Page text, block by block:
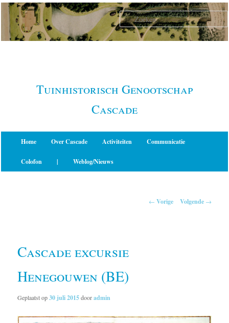
Spring
naar
primaire
Tuinhistorisch Genootschap
Cascade
Home Over Cascade Activiteiten Communicatie
Colofon | Weblog/Nieuws
← Vorige Volgende →
Cascade excursie
Henegouwen (BE)
Geplaatst op30 juli 2015dooradmin